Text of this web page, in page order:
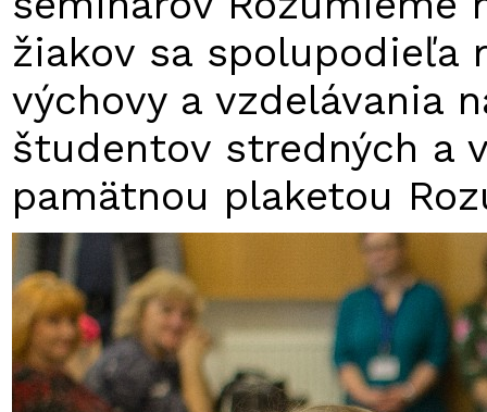
žiakov sa spolupodieľa
výchovy a vzdelávania
študentov stredných a
pamätnou plaketou